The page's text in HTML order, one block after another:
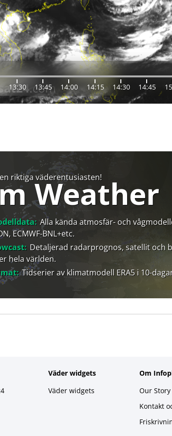
13:30 13:45 14:00 14:15 14:30 14:45
riktiga väderentusiasten!
Weather
Alla kända atmosfär- och
ECMWF-BNL+etc.
Detaljerad radarprognos, satellit och
hela världen.
Tidserier av klimatmodell ERA5 i 10-
Väder widgets
Väder widgets
Om
Our Story
Kontakt